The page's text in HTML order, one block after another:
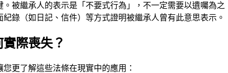
被繼承人的表示是「不要式行為」，不一定需要以遺囑為之
錄（如日記、信件）等方式證明被繼承人曾有此意思表示。
際喪失？
更了解這些法條在現實中的應用：